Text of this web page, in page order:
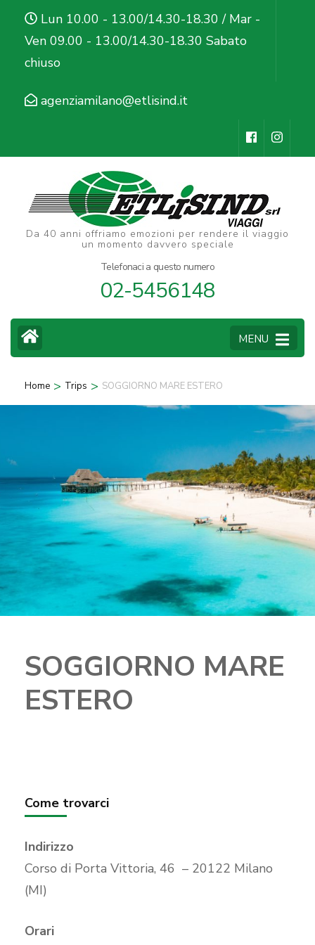
Salta
contenuto
Invio)
Lun 10.00 - 13.00/14.30-18.30 / Mar -
Ven 09.00 - 13.00/14.30-18.30 Sabato
chiuso
agenziamilano@etlisind.it
Da 40 anni offriamo emozioni per rendere il viaggio
un momento davvero speciale
Telefonaci a questo numero
02-5456148
MENU
Home > Trips > SOGGIORNO MARE ESTERO
SOGGIORNO MARE
ESTERO
Come trovarci
Indirizzo
Corso di Porta Vittoria, 46 – 20122 Milano
(MI)
Orari